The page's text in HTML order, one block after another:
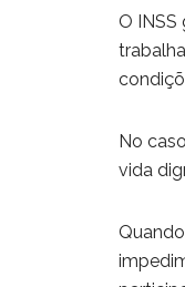
O
No
vida